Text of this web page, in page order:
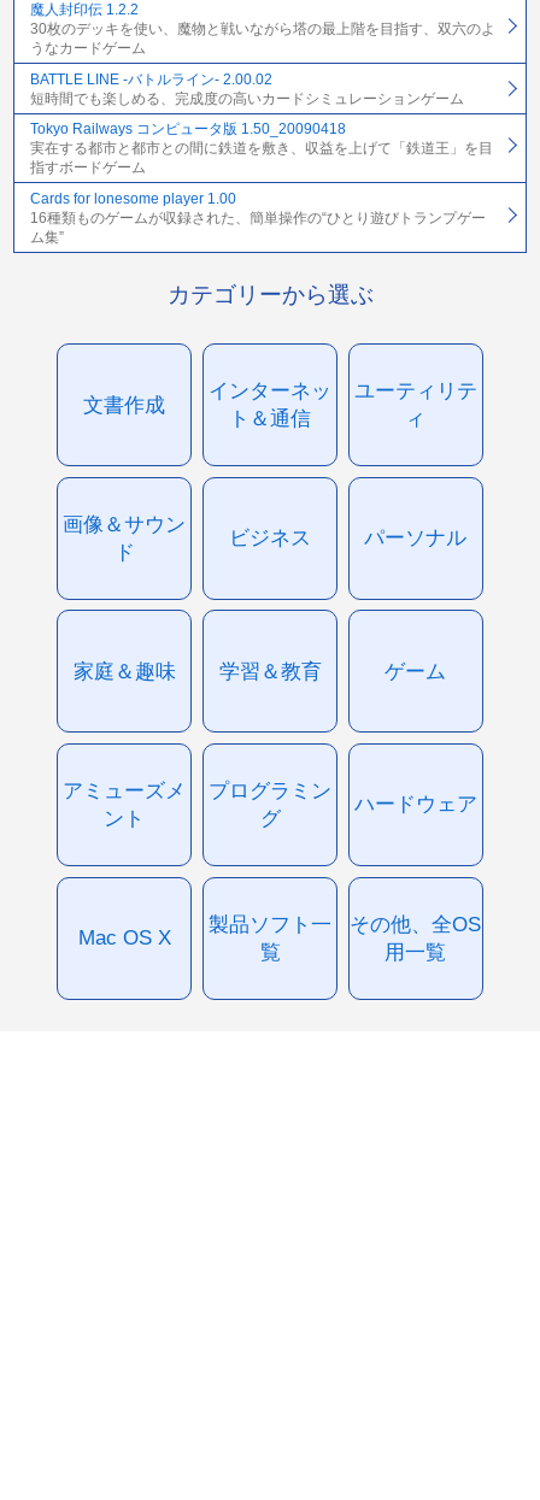
魔人封印伝 1.2.2
30枚のデッキを使い、魔物と戦いながら塔の最上階を目指す、双六のよ
うなカードゲーム
BATTLE LINE -バトルライン- 2.00.02
短時間でも楽しめる、完成度の高いカードシミュレーションゲーム
Tokyo Railways コンピュータ版 1.50_20090418
実在する都市と都市との間に鉄道を敷き、収益を上げて「鉄道王」を目
指すボードゲーム
Cards for lonesome player 1.00
16種類ものゲームが収録された、簡単操作の“ひとり遊びトランプゲー
ム集”
カテゴリーから選ぶ
文書作成
インターネッ
ト＆通信
ユーティリテ
ィ
画像＆サウン
ド
ビジネス パーソナル
家庭＆趣味 学習＆教育 ゲーム
アミューズメ
ント
プログラミン
グ
ハードウェア
Mac OS X
製品ソフト一
覧
その他、全OS
用一覧